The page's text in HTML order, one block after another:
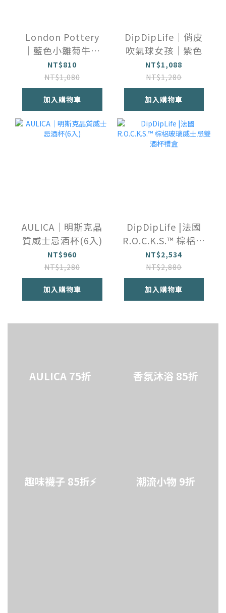
London Pottery
｜藍色小雛菊牛奶
罐及糖碗套組
NT$810
NT$1,080
加入購物車
DipDipLife｜俏皮
吹氣球女孩｜紫色
NT$1,088
NT$1,280
加入購物車
AULICA｜明斯克晶
質威士忌酒杯(6入)
NT$960
NT$1,280
加入購物車
DipDipLife |法國
R.O.C.K.S.™️ 棕梠玻
璃威士忌雙酒杯禮
盒
NT$2,534
NT$2,880
加入購物車
AULICA 75折 香氛沐浴 85折
趣味襪子 85折⚡ 潮流小物 9折